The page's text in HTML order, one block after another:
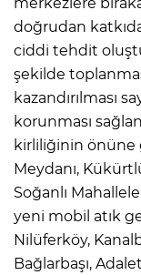
doğrudan
ciddi tehdit
şekilde
kazandırılması
korunması
kirliliğinin önüne
Meydanı,
Soğanlı
yeni mobil atık
Nilüferköy,
Bağlarbaşı,